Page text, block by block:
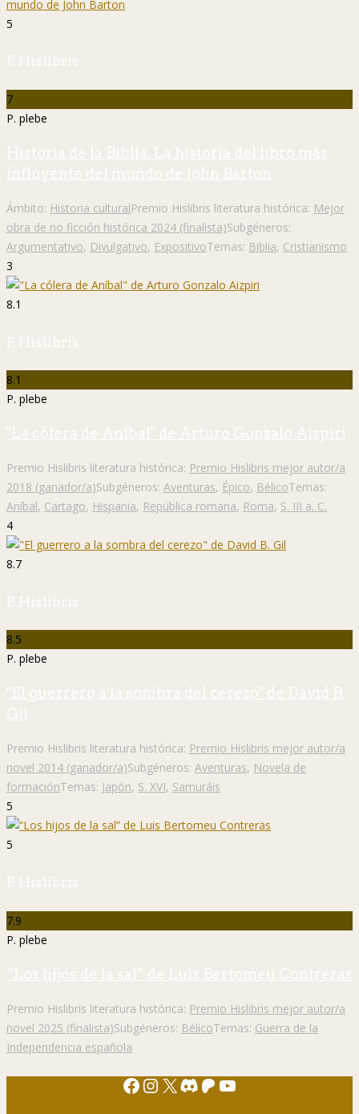
5
P. Hislibris
7
P. plebe
Historia de la Biblia. La historia del libro más
influyente del mundo de John Barton
Ámbito: Historia culturalPremio Hislibris literatura histórica: Mejor
obra de no ficción histórica 2024 (finalista)Subgéneros:
Argumentativo, Divulgativo, ExpositivoTemas: Biblia, Cristianismo
3
8.1
P. Hislibris
8.1
P. plebe
"La cólera de Aníbal" de Arturo Gonzalo Aizpiri
Premio Hislibris literatura histórica: Premio Hislibris mejor autor/a
2018 (ganador/a)Subgéneros: Aventuras, Épico, BélicoTemas:
Aníbal, Cartago, Hispania, República romana, Roma, S. III a. C.
4
8.7
P. Hislibris
8.5
P. plebe
"El guerrero a la sombra del cerezo" de David B.
Gil
Premio Hislibris literatura histórica: Premio Hislibris mejor autor/a
novel 2014 (ganador/a)Subgéneros: Aventuras, Novela de
formaciónTemas: Japón, S. XVI, Samuráis
5
5
P. Hislibris
7.9
P. plebe
“Los hijos de la sal” de Luis Bertomeu Contreras
Premio Hislibris literatura histórica: Premio Hislibris mejor autor/a
novel 2025 (finalista)Subgéneros: BélicoTemas: Guerra de la
Independencia española
Facebook
Instagram
X Discord
Patreon
YouTube